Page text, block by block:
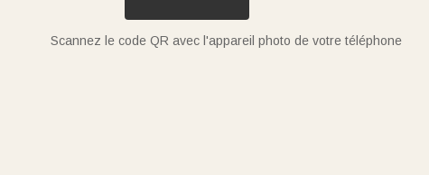
Scannez le code QR avec l'appareil photo de votre téléphone